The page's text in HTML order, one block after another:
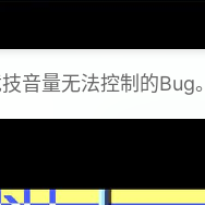
音量无法控制的Bug。